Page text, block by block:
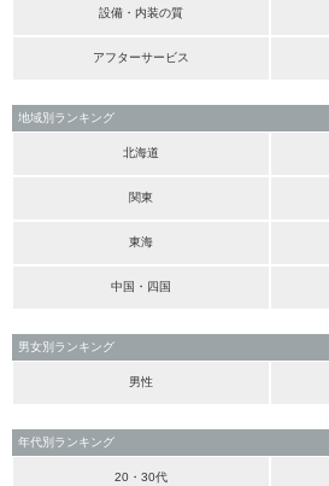
設備・内装の質
アフターサービス
地域別ランキング
北海道
関東
東海
中国・四国
男女別ランキング
男性
年代別ランキング
20・30代